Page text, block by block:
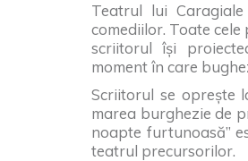
Teatrul lui
comediilor. Toate
scriitorul își
moment în care
Scriitorul se oprește
marea burghezie de
noapte furtunoasă”
teatrul precursorilor.